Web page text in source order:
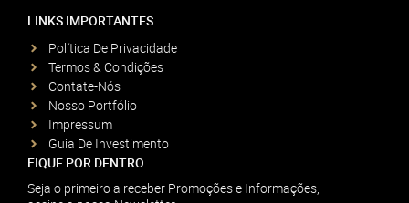
LINKS IMPORTANTES
Política De Privacidade
Termos & Condições
Contate-Nós
Nosso Portfólio
Impressum
Guia De Investimento
FIQUE POR DENTRO
Seja o primeiro a receber Promoções e Informações,